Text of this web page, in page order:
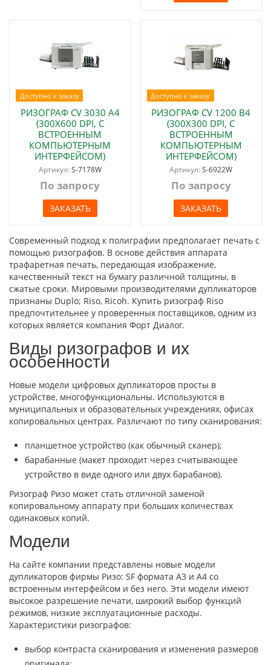
Доступно к заказу
РИЗОГРАФ CV 3030 А4
(300Х600 DPI, С
ВСТРОЕННЫМ
КОМПЬЮТЕРНЫМ
ИНТЕРФЕЙСОМ)
Артикул:S-7178W
По запросу
ЗАКАЗАТЬ
Доступно к заказу
РИЗОГРАФ CV 1200 B4
(300Х300 DPI, С
ВСТРОЕННЫМ
КОМПЬЮТЕРНЫМ
ИНТЕРФЕЙСОМ)
Артикул:S-6922W
По запросу
ЗАКАЗАТЬ
Современный подход к полиграфии предполагает печать с
помощью ризографов. В основе действия аппарата
трафаретная печать, передающая изображение,
качественный текст на бумагу различной толщины, в
сжатые сроки. Мировыми производителями дупликаторов
признаны Duplo; Riso, Ricoh. Купить ризограф Riso
предпочтительнее у проверенных поставщиков, одним из
которых является компания Форт Диалог.
Виды ризографов и их
особенности
Новые модели цифровых дупликаторов просты в
устройстве, многофункциональны. Используются в
муниципальных и образовательных учреждениях, офисах
копировальных центрах. Различают по типу сканирования:
планшетное устройство (как обычный сканер);
барабанные (макет проходит через считывающее
устройство в виде одного или двух барабанов).
Ризограф Ризо может стать отличной заменой
копировальному аппарату при больших количествах
одинаковых копий.
Модели
На сайте компании представлены новые модели
дупликаторов фирмы Ризо: SF формата А3 и А4 со
встроенным интерфейсом и без него. Эти модели имеют
высокое разрешение печати, широкий выбор функций
режимов, низкие эксплуатационные расходы.
Характеристики ризографов:
выбор контраста сканирования и изменения размеров